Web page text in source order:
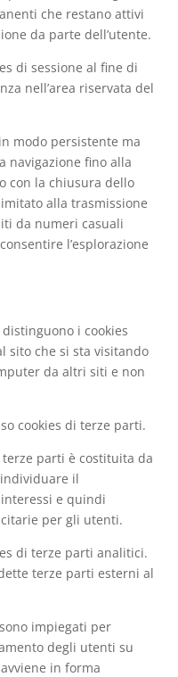
che restano attivi
da parte dell’utente.
di sessione al fine di
nell’area riservata del
modo persistente ma
navigazione fino alla
con la chiusura dello
alla trasmissione
da numeri casuali
l’esplorazione
i cookies
sito che si sta visitando
da altri siti e non
cookies di terze parti.
parti è costituita da
il
e quindi
per gli utenti.
di terze parti analitici.
terze parti esterni al
impiegati per
degli utenti su
in forma